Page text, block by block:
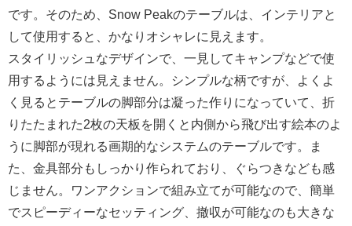
です。そのため、Snow Peakのテーブルは、インテリアと
して使用すると、かなりオシャレに見えます。
スタイリッシュなデザインで、一見してキャンプなどで使
用するようには見えません。シンプルな柄ですが、よくよ
く見るとテーブルの脚部分は凝った作りになっていて、折
りたたまれた2枚の天板を開くと内側から飛び出す絵本のよ
うに脚部が現れる画期的なシステムのテーブルです。ま
た、金具部分もしっかり作られており、ぐらつきなども感
じません。ワンアクションで組み立てが可能なので、簡単
でスピーディーなセッティング、撤収が可能なのも大きな